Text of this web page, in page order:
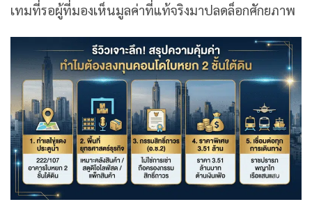
เทมที่รอผู้ที่มองเห็นมูลค่าที่แท้จริงมาปลดล็อกศักยภาพ